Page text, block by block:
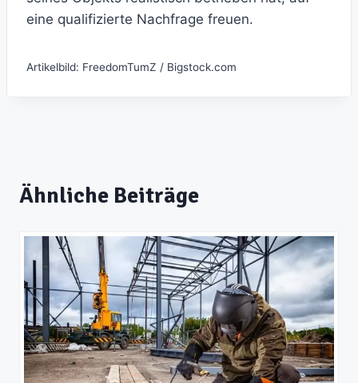
eine qualifizierte Nachfrage freuen.
Artikelbild: FreedomTumZ / Bigstock.com
Ähnliche Beiträge